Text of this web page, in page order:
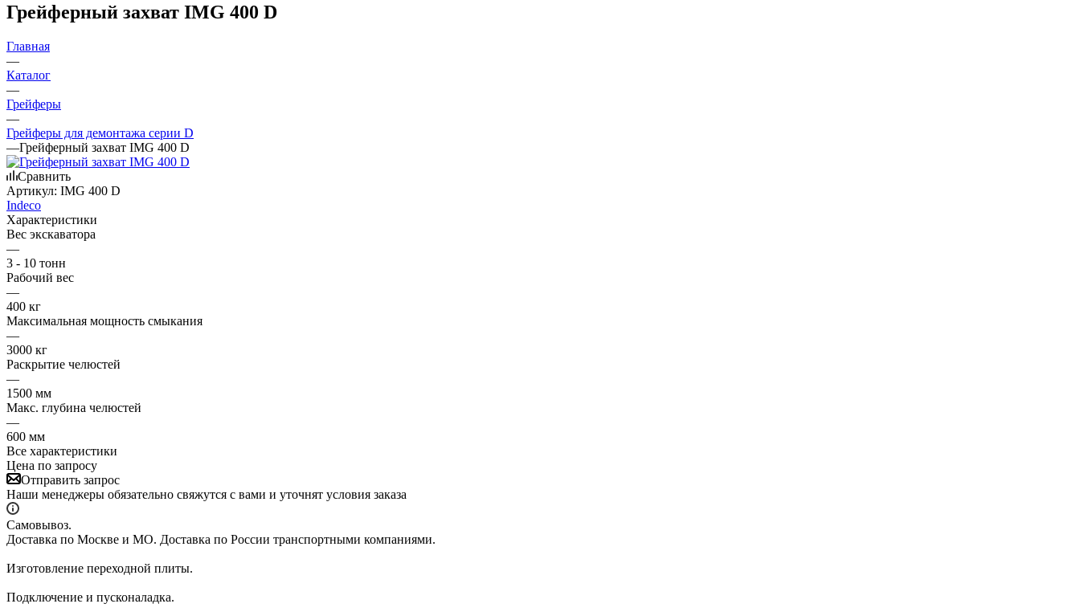
Грейферный захват IMG 400 D
Главная
—
Каталог
—
Грейферы
—
Грейферы для демонтажа серии D
—Грейферный захват IMG 400 D
Сравнить
Артикул: IMG 400 D
Indeco
Характеристики
Вес экскаватора
—
3 - 10 тонн
Рабочий вес
—
400 кг
Максимальная мощность смыкания
—
3000 кг
Раскрытие челюстей
—
1500 мм
Макс. глубина челюстей
—
600 мм
Все характеристики
Цена по запросу
Отправить запрос
Наши менеджеры обязательно свяжутся с вами и уточнят условия заказа
Самовывоз.
Доставка по Москве и МО. Доставка по России транспортными компаниями.
Изготовление переходной плиты.
Подключение и пусконаладка.